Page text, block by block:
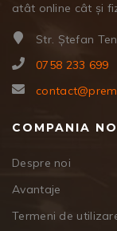
atât online cât și
Str. Ștefan
0758 233 699
COMPANIA
Despre noi
Avantaje
Termeni de